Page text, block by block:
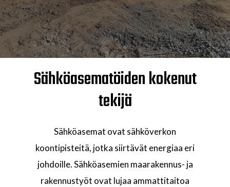
Sähköasematöiden kokenut
tekijä
Sähköasemat ovat sähköverkon
koontipisteitä, jotka siirtävät energiaa eri
johdoille. Sähköasemien maarakennus- ja
rakennustyöt ovat lujaa ammattitaitoa